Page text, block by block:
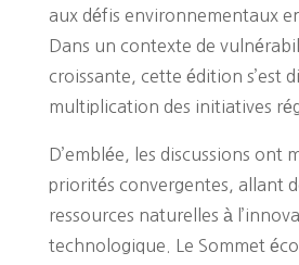
aux défis environnementaux
Dans un contexte de
croissante, cette édition s’est
multiplication des initiatives
D’emblée, les discussions ont
priorités convergentes, allant
ressources naturelles à
technologique. Le Sommet